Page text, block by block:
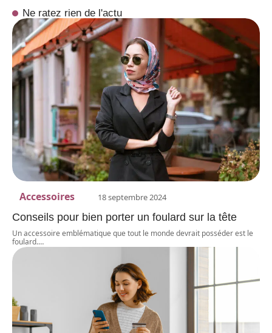
Ne ratez rien de l'actu
Accessoires 18 septembre 2024
Conseils pour bien porter un foulard sur la tête
Un accessoire emblématique que tout le monde devrait posséder est le
foulard.…